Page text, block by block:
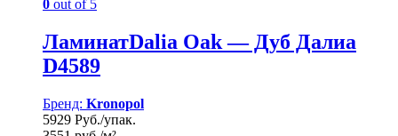
0 out of 5
ЛаминатDalia Oak — Дуб Далиа
D4589
Бренд: Kronopol
5929 Руб./упак.